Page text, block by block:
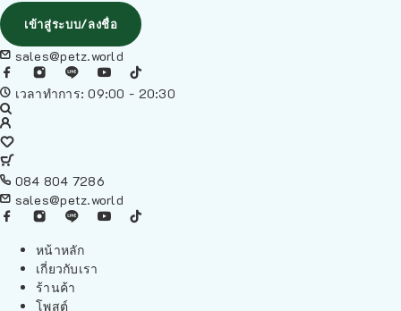
เข้าสู่ระบบ/ลงชื่อ
sales@petz.world
เวลาทำการ: 09:00 - 20:30
084 804 7286
sales@petz.world
หน้าหลัก
เกี่ยวกับเรา
ร้านค้า
โพสต์